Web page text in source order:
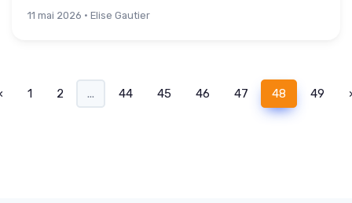
11 mai 2026 · Elise Gautier
‹ 1 2 ... 44 45 46 47 48 49 ›